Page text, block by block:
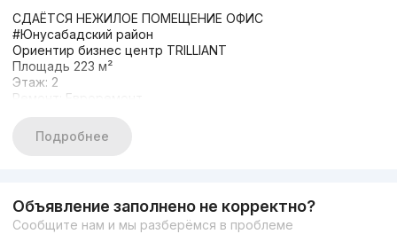
СДАЁТСЯ НЕЖИЛОЕ ПОМЕЩЕНИЕ ОФИС
#Юнусабадский район
Ориентир бизнес центр TRILLIANT
Площадь 223 м²
Этаж: 2
Ремонт: Евроремонт
круглосуточная охрана
чиллеровая система
Подробнее
Объявление заполнено не корректно?
Сообщите нам и мы разберёмся в проблеме